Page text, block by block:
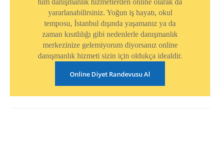
tüm danışmanlık hizmetlerden online olarak da
yararlanabilirsiniz. Yoğun iş hayatı, okul
temposu, İstanbul dışında yaşamanız ya da
zaman kısıtlılığı gibi nedenlerle danışmanlık
merkezinize gelemiyorum diyorsanız online
danışmanlık hizmeti sizin için oldukça idealdir.
Online Diyet Randevusu Al